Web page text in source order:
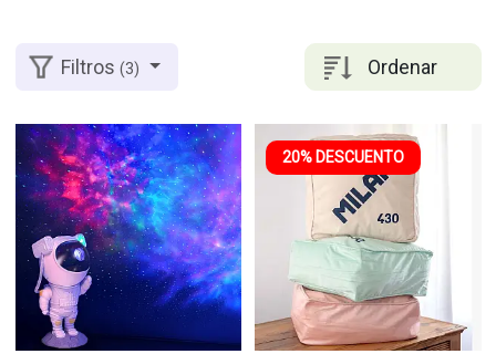
Ordenar
Filtros(3)
20% DESCUENTO